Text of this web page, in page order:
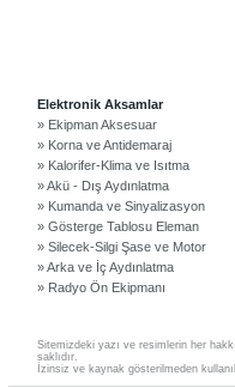
Sitemizdeki yazı ve resimlerin her hakkı
saklıdır.
İzinsiz ve kaynak gösterilmeden
Elektronik Aksamlar
» Ekipman Aksesuar
» Korna ve Antidemaraj
» Kalorifer-Klima ve Isıtma
» Akü - Dış Aydınlatma
» Kumanda ve Sinyalizasyon
» Gösterge Tablosu Eleman
» Silecek-Silgi Şase ve Motor
» Arka ve İç Aydınlatma
» Radyo Ön Ekipmanı